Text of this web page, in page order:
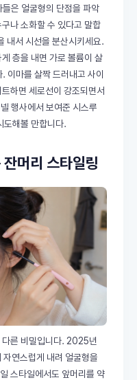
은 얼굴형의 단점을 파악
나 소화할 수 있다고 말합
내서 시선을 분산시키세요.
층을 내면 가로 볼륨이 살
이마를 살짝 드러내고 사이
하면 세로선이 강조되면서
행사에서 보여준 시스루
도해볼 만합니다.
머리 스타일링
다른 비밀입니다. 2025년
연스럽게 내려 얼굴형을
스타일에서도 앞머리를 약